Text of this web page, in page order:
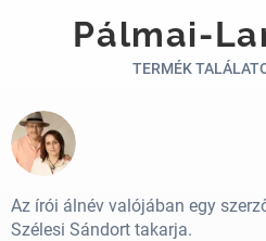
Pálmai-
TERMÉK
Az írói álnév valójában egy
Szélesi Sándort takarja.